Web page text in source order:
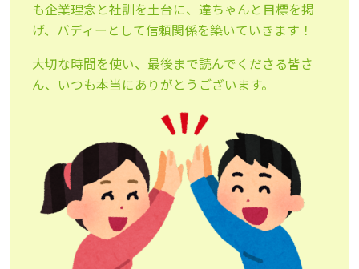
も企業理念と社訓を土台に、達ちゃんと目標を掲
げ、バディーとして信頼関係を築いていきます！
大切な時間を使い、最後まで読んでくださる皆さ
ん、いつも本当にありがとうございます。